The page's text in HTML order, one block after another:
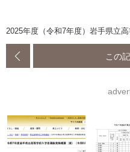
2025年度（令和7年度）岩手県立
この